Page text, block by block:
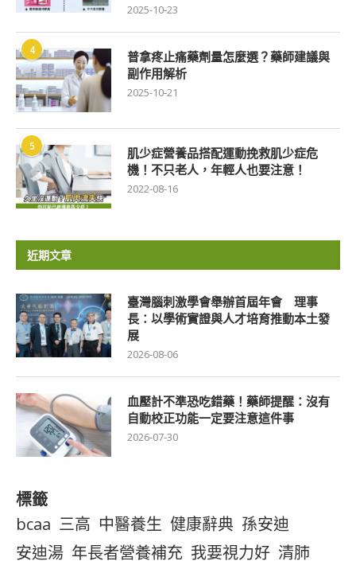
2025-10-23
4
普拿疼止痛藥劑量怎麼選？藥師建議與
副作用解析
2025-10-21
5
肌少症營養品搭配運動挽救肌少症危
機！不只老人，年輕人也要注意！
2022-08-16
近期文章
臺灣腦刺激學會舉辦首屆年會 理事
長：以學術實證與人才培育推動本土發
展
2026-08-06
血壓計不準恐吃錯藥！藥師提醒：沒有
自動校正功能一定要注意這件事
2026-07-30
標籤
bcaa 三高 中醫養生 健康辭典 孫安迪
安迪湯 年長者營養補充 我要視力好 清肺